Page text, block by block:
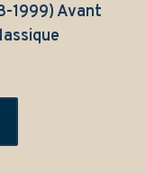
1999) Avant